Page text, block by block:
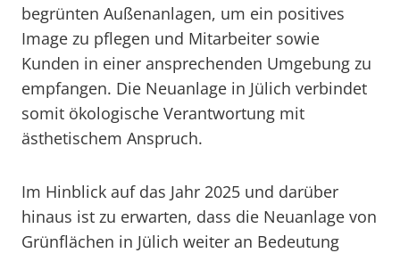
begrünten Außenanlagen, um ein positives
Image zu pflegen und Mitarbeiter sowie
Kunden in einer ansprechenden Umgebung zu
empfangen. Die Neuanlage in Jülich verbindet
somit ökologische Verantwortung mit
ästhetischem Anspruch.
Im Hinblick auf das Jahr 2025 und darüber
hinaus ist zu erwarten, dass die Neuanlage von
Grünflächen in Jülich weiter an Bedeutung